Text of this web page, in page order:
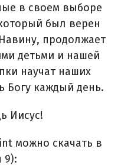
в своем выборе
был верен
продолжает
детьми и нашей
научат наших
Богу каждый день.
Иисус!
можно скачать в
9):